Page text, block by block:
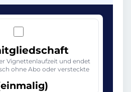
Vignettenlaufzeit und endet
ohne Abo oder versteckte